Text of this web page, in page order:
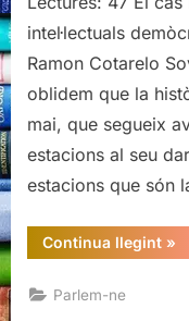
intel·lectuals
Ramon Cotarelo
oblidem que la
mai, que segueix
estacions al seu
estacions que són
Continua llegint“El
cas
»
Parlem-ne